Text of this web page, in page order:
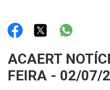
RNA
NOTÍCIAS
INTEGRIDADE
ACAERT
FEIRA - 02/07/